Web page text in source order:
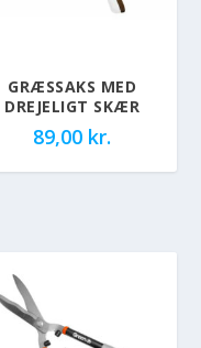
GRÆSSAKS MED
DREJELIGT SKÆR
89,00 kr.